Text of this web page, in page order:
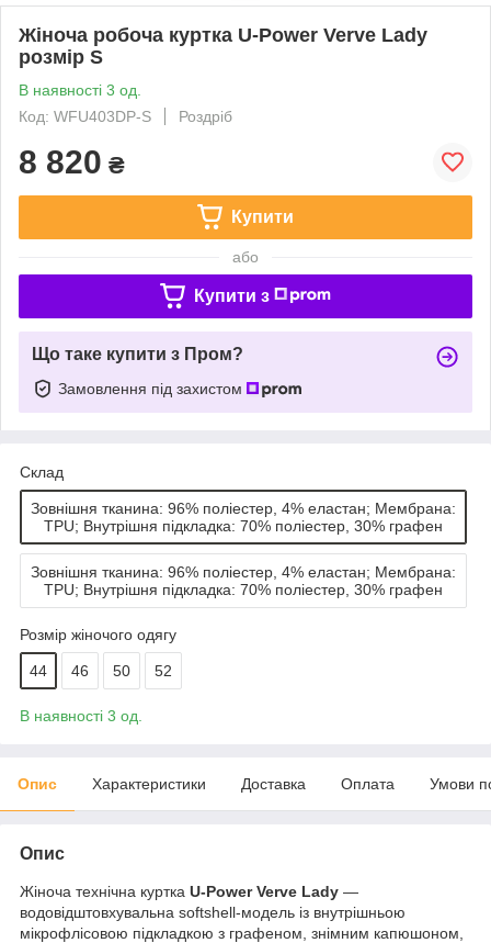
Жіноча робоча куртка U-Power Verve Lady
розмір S
В наявності 3 од.
Код: WFU403DP-S
Роздріб
8 820 ₴
Купити
або
Купити з
Що таке купити з Пром?
Замовлення під захистом
Склад
Зовнішня тканина: 96% поліестер, 4% еластан; Мембрана:
TPU; Внутрішня підкладка: 70% поліестер, 30% графен
Зовнішня тканина: 96% поліестер, 4% еластан; Мембрана:
TPU; Внутрішня підкладка: 70% поліестер, 30% графен
Розмір жіночого одягу
44 46 50 52
В наявності 3 од.
Опис Характеристики Доставка Оплата Умови
Опис
Жіноча технічна куртка U-Power Verve Lady —
водовідштовхувальна softshell-модель із внутрішньою
мікрофлісовою підкладкою з графеном, знімним капюшоном,